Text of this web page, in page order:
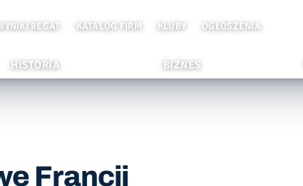
REGAT KATALOG FIRM KLUBY OGŁOSZENIA
HISTORIA BIZNES
Francji